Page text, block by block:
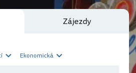
Zájezdy
Ekonomická